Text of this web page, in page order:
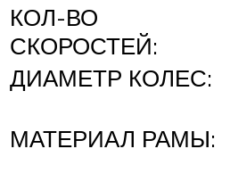
КОЛ-ВО
СКОРОСТЕЙ:
ДИАМЕТР КОЛЕС:
МАТЕРИАЛ РАМЫ: